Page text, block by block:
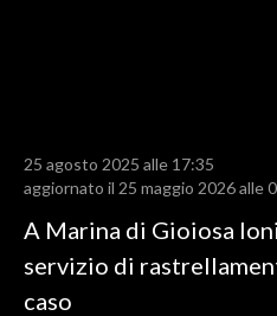
SPORT
RISULTATI E CLASSIFICHE
CALCIO
25 agosto 2025 alle 17:35
aggiornato il 25 maggio 2026 alle
A Marina di Gioiosa
servizio di
caso